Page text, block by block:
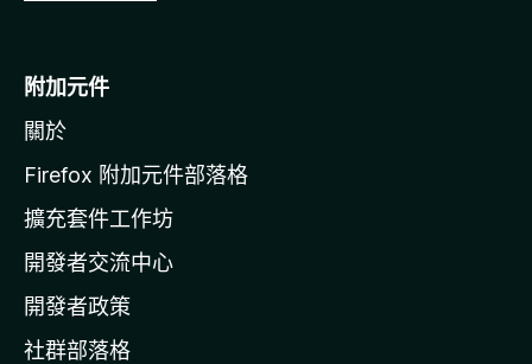
o
i
l
a
官
網
附加元件
關於
Firefox 附加元件部落格
擴充套件工作坊
開發者交流中心
開發者政策
社群部落格